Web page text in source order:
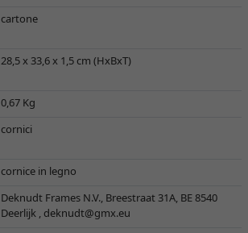
cartone
28,5 x 33,6 x 1,5 cm (HxBxT)
0,67 Kg
cornici
cornice in legno
Deknudt Frames N.V., Breestraat 31A, BE 8540
Deerlijk , deknudt@gmx.eu